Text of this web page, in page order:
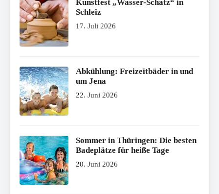
Kunstfest „Wasser-Schatz“ in
Schleiz
17. Juli 2026
Abkühlung: Freizeitbäder in und
um Jena
22. Juni 2026
Sommer in Thüringen: Die besten
Badeplätze für heiße Tage
20. Juni 2026